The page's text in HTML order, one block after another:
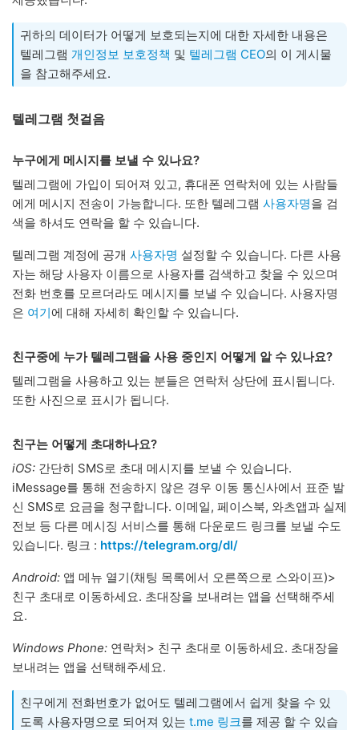
귀하의 데이터가 어떻게 보호되는지에 대한 자세한 내용은
텔레그램 개인정보 보호정책 및 텔레그램 CEO의 이 게시물
을 참고해주세요.
텔레그램 첫걸음
누구에게 메시지를 보낼 수 있나요?
텔레그램에 가입이 되어져 있고, 휴대폰 연락처에 있는 사람들
에게 메시지 전송이 가능합니다. 또한 텔레그램 사용자명을 검
색을 하셔도 연락을 할 수 있습니다.
텔레그램 계정에 공개 사용자명 설정할 수 있습니다. 다른 사용
자는 해당 사용자 이름으로 사용자를 검색하고 찾을 수 있으며
전화 번호를 모르더라도 메시지를 보낼 수 있습니다. 사용자명
은 여기에 대해 자세히 확인할 수 있습니다.
친구중에 누가 텔레그램을 사용 중인지 어떻게 알 수 있나요?
텔레그램을 사용하고 있는 분들은 연락처 상단에 표시됩니다.
또한 사진으로 표시가 됩니다.
친구는 어떻게 초대하나요?
iOS: 간단히 SMS로 초대 메시지를 보낼 수 있습니다.
iMessage를 통해 전송하지 않은 경우 이동 통신사에서 표준 발
신 SMS로 요금을 청구합니다. 이메일, 페이스북, 와츠앱과 실제
전보 등 다른 메시징 서비스를 통해 다운로드 링크를 보낼 수도
있습니다. 링크 : https://telegram.org/dl/
Android: 앱 메뉴 열기(채팅 목록에서 오른쪽으로 스와이프)>
친구 초대로 이동하세요. 초대장을 보내려는 앱을 선택해주세
요.
Windows Phone: 연락처> 친구 초대로 이동하세요. 초대장을
보내려는 앱을 선택해주세요.
친구에게 전화번호가 없어도 텔레그램에서 쉽게 찾을 수 있
도록 사용자명으로 되어져 있는 t.me 링크를 제공 할 수 있습